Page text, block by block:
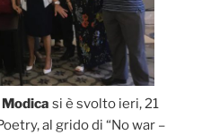
Modica si è svolto ieri, 21
al grido di “No war –